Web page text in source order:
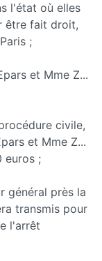
l'état où elles
être fait droit,
;
et Mme Z...
civile,
et Mme Z...
euros ;
général près la
transmis pour
l'arrêt